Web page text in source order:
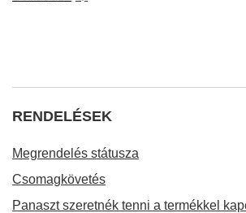
RENDELÉSEK
Megrendelés státusza
Csomagkövetés
Panaszt szeretnék tenni a termékkel